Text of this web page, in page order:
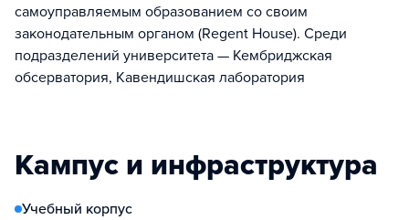
самоуправляемым образованием со своим
законодательным органом (Regent House). Среди
подразделений университета — Кембриджская
обсерватория, Кавендишская лаборатория
Кампус и инфраструктура
Учебный корпус